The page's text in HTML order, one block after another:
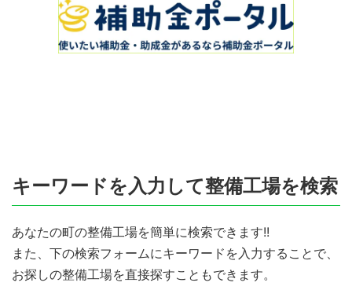
キーワードを入力して整備工場を検索
あなたの町の整備工場を簡単に検索できます!!
また、下の検索フォームにキーワードを入力することで、
お探しの整備工場を直接探すこともできます。